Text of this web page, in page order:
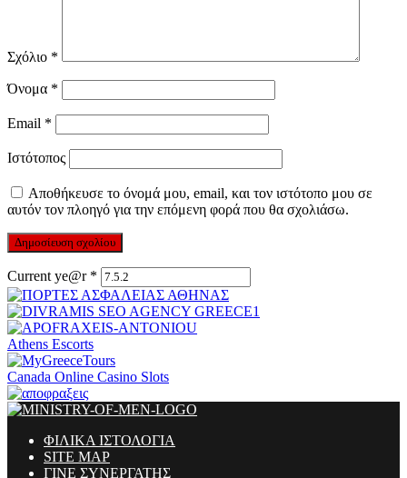
Σχόλιο *
Όνομα *
Email *
Ιστότοπος
Αποθήκευσε το όνομά μου, email, και τον ιστότοπο μου σε
αυτόν τον πλοηγό για την επόμενη φορά που θα σχολιάσω.
Current ye@r *
Athens Escorts
Canada Online Casino Slots
ΦΙΛΙΚΑ ΙΣΤΟΛΟΓΙΑ
SITE MAP
ΓΙΝΕ ΣΥΝΕΡΓΑΤΗΣ